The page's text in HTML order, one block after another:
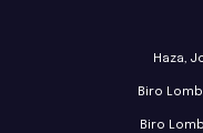
Haza,
Biro
Biro